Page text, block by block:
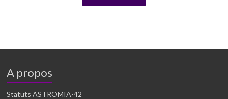
A propos
Statuts ASTROMIA-42